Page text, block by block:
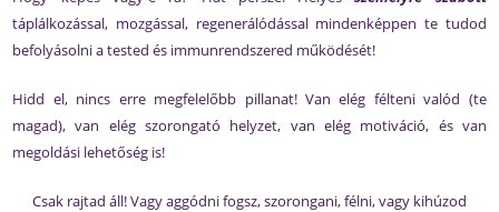
táplálkozással, mozgással, regenerálódással mindenképpen te tudod
befolyásolni a tested és immunrendszered működését!
Hidd el, nincs erre megfelelőbb pillanat! Van elég félteni valód (te
magad), van elég szorongató helyzet, van elég motiváció, és van
megoldási lehetőség is!
Csak rajtad áll! Vagy aggódni fogsz, szorongani, félni, vagy kihúzod